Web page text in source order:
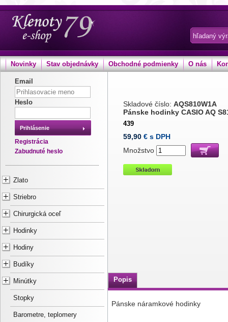
Novinky Stav objednávky Obchodné podmienky O nás
Email
Heslo
Prihlásenie
Registrácia
Zabudnuté heslo
Zlato
Striebro
Chirurgická oceľ
Hodinky
Hodiny
Budíky
Minútky
Stopky
Barometre, teplomery
Skladové číslo: AQS810W1A
Pánske hodinky CASIO AQ
439
59,90 € s DPH
Množstvo
Popis
Pánske náramkové hodinky